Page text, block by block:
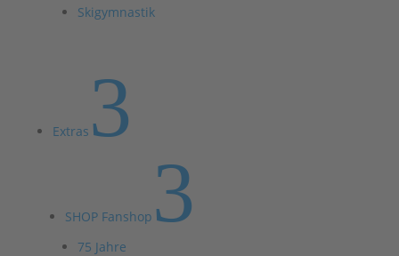
Skigymnastik
Extras 3
SHOP Fanshop 3
75 Jahre